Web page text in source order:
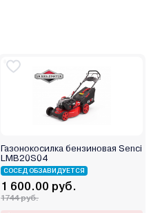
Газонокосилка бензиновая Senci
LMB20S04
СОСЕД ОБЗАВИДУЕТСЯ
1 600.00 руб.
1744 руб.